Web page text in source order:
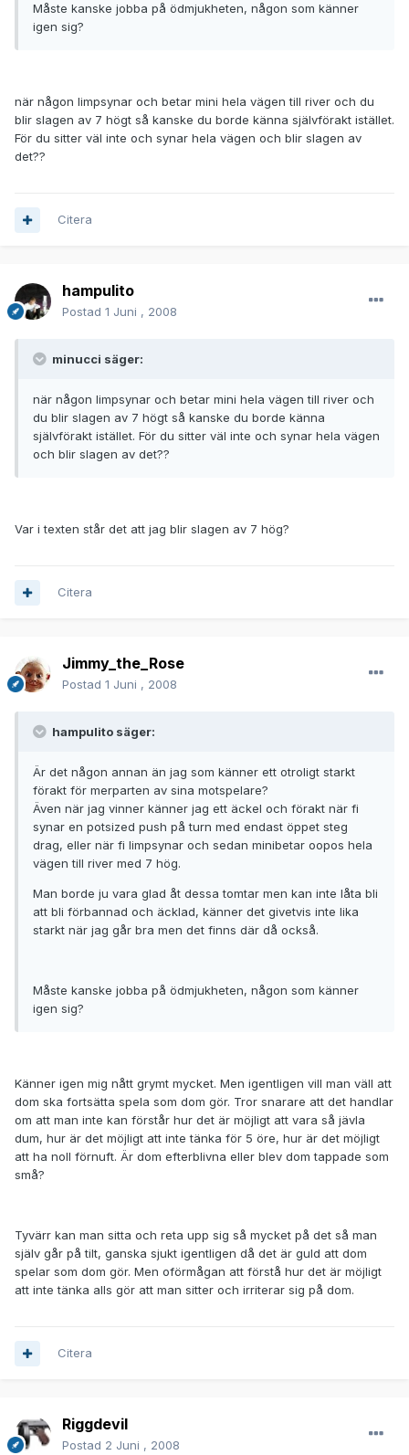
Måste kanske jobba på ödmjukheten, någon som känner
igen sig?
när någon limpsynar och betar mini hela vägen till river och du
blir slagen av 7 högt så kanske du borde känna självförakt istället.
För du sitter väl inte och synar hela vägen och blir slagen av
det??
Citera
hampulito
Postad 1 Juni , 2008
minucci säger:
när någon limpsynar och betar mini hela vägen till river och
du blir slagen av 7 högt så kanske du borde känna
självförakt istället. För du sitter väl inte och synar hela vägen
och blir slagen av det??
Var i texten står det att jag blir slagen av 7 hög?
Citera
Jimmy_the_Rose
Postad 1 Juni , 2008
hampulito säger:
Är det någon annan än jag som känner ett otroligt starkt
förakt för merparten av sina motspelare?
Även när jag vinner känner jag ett äckel och förakt när fi
synar en potsized push på turn med endast öppet steg
drag, eller när fi limpsynar och sedan minibetar oopos hela
vägen till river med 7 hög.
Man borde ju vara glad åt dessa tomtar men kan inte låta bli
att bli förbannad och äcklad, känner det givetvis inte lika
starkt när jag går bra men det finns där då också.
Måste kanske jobba på ödmjukheten, någon som känner
igen sig?
Känner igen mig nått grymt mycket. Men igentligen vill man väll att
dom ska fortsätta spela som dom gör. Tror snarare att det handlar
om att man inte kan förstår hur det är möjligt att vara så jävla
dum, hur är det möjligt att inte tänka för 5 öre, hur är det möjligt
att ha noll förnuft. Är dom efterblivna eller blev dom tappade som
små?
Tyvärr kan man sitta och reta upp sig så mycket på det så man
själv går på tilt, ganska sjukt igentligen då det är guld att dom
spelar som dom gör. Men oförmågan att förstå hur det är möjligt
att inte tänka alls gör att man sitter och irriterar sig på dom.
Citera
Riggdevil
Postad 2 Juni , 2008